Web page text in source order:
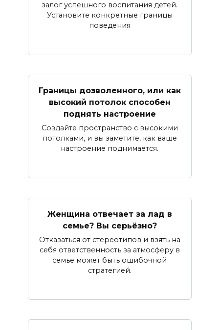
залог успешного воспитания детей.
Установите конкретные границы
поведения
Границы дозволенного, или как
высокий потолок способен
поднять настроение
Создайте пространство с высокими
потолками, и вы заметите, как ваше
настроение поднимается.
Женщина отвечает за лад в
семье? Вы серьёзно?
Отказаться от стереотипов и взять на
себя ответственность за атмосферу в
семье может быть ошибочной
стратегией.